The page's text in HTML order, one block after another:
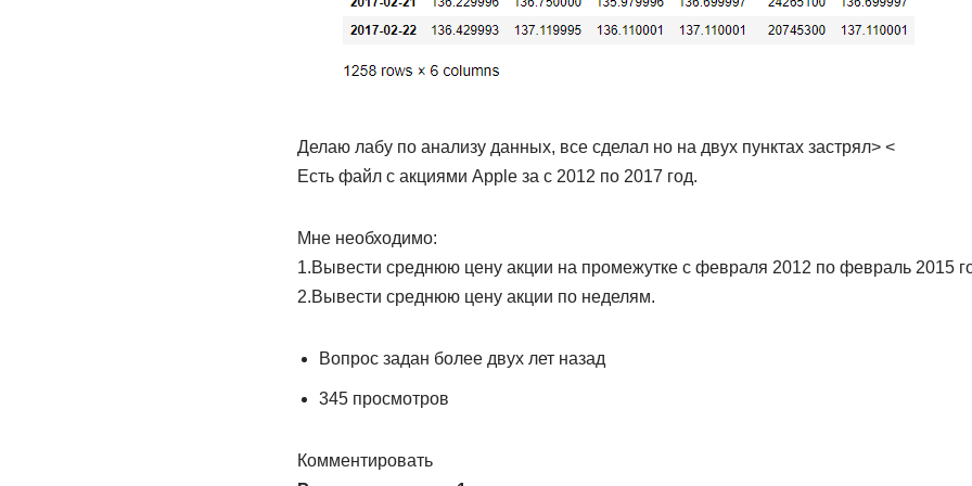
Делаю лабу по анализу данных, все сделал но на двух пунктах застрял> <
Есть файл с акциями Apple за с 2012 по 2017 год.
Мне необходимо:
1.Вывести среднюю цену акции на промежутке с февраля 2012 по февраль 2015
2.Вывести среднюю цену акции по неделям.
Вопрос задан более двух лет назад
345 просмотров
Комментировать